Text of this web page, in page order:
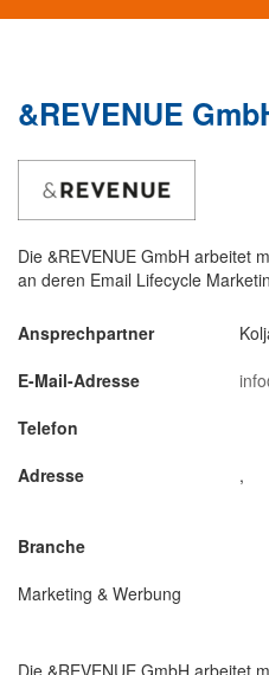
&REVENUE
Die &REVENUE GmbH arbeitet
an deren Email Lifecycle
Ansprechpartner
E-Mail-Adresse
Telefon
Adresse
,
Branche
Marketing & Werbung